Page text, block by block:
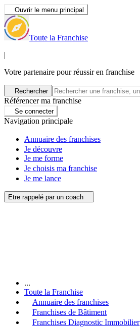
Ouvrir le menu principal
Toute la Franchise
|
Votre partenaire pour réussir en franchise
Rechercher
Référencer ma franchise
Se connecter
Navigation principale
Annuaire des franchises
Je découvre
Je me forme
Je choisis ma franchise
Je me lance
Etre rappelé par un coach
...
Toute la Franchise
Annuaire des franchises
Franchises de Bâtiment
Franchises Diagnostic Immobilier